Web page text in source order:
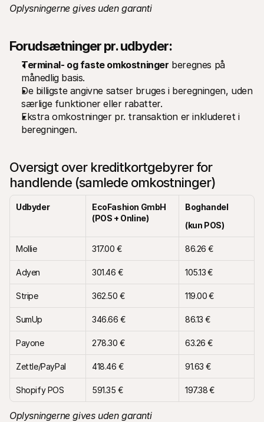
Oplysningerne gives uden garanti
Forudsætninger pr. udbyder:
Terminal- og faste omkostninger beregnes på
månedlig basis.
De billigste angivne satser bruges i beregningen, uden
særlige funktioner eller rabatter.
Ekstra omkostninger pr. transaktion er inkluderet i
beregningen.
Oversigt over kreditkortgebyrer for
handlende (samlede omkostninger)
Udbyder
EcoFashion GmbH
(POS + Online)
Boghandel
(kun POS)
Mollie 317.00 € 86.26 €
Adyen 301.46 € 105.13 €
Stripe 362.50 € 119.00 €
SumUp 346.66 € 86.13 €
Payone 278.30 € 63.26 €
Zettle/PayPal 418.46 € 91.63 €
Shopify POS 591.35 € 197.38 €
Oplysningerne gives uden garanti